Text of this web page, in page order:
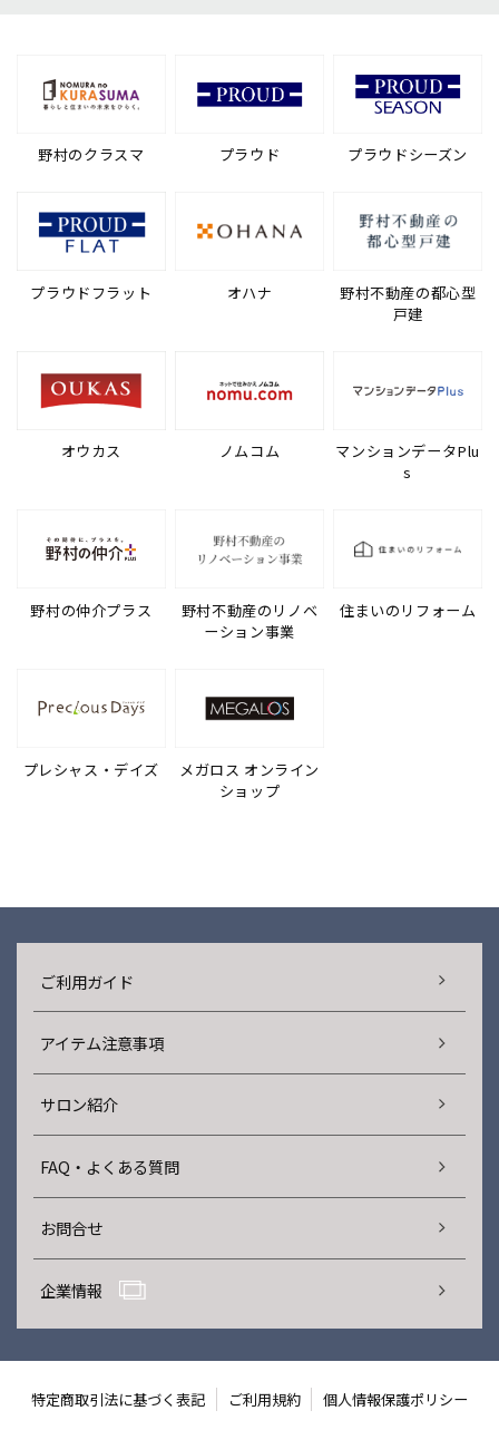
野村のクラスマ プラウド プラウドシーズン
プラウドフラット オハナ
野村不動産の都心型
戸建
オウカス ノムコム
マンションデータPlu
s
野村の仲介プラス
野村不動産のリノベ
ーション事業
住まいのリフォーム
プレシャス・デイズ
メガロス オンライン
ショップ
ご利用ガイド
アイテム注意事項
サロン紹介
FAQ・よくある質問
お問合せ
企業情報
特定商取引法に基づく表記 ご利用規約 個人情報保護ポリシー